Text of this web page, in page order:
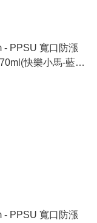
- PPSU 寬口防漲
快樂小馬-藍
- PPSU 寬口防漲